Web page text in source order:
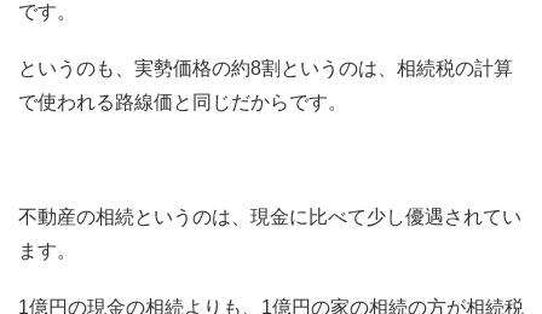
です。
というのも、実勢価格の約8割というのは、相続税の計算
で使われる路線価と同じだからです。
不動産の相続というのは、現金に比べて少し優遇されてい
ます。
1億円の現金の相続よりも、1億円の家の相続の方が相続税